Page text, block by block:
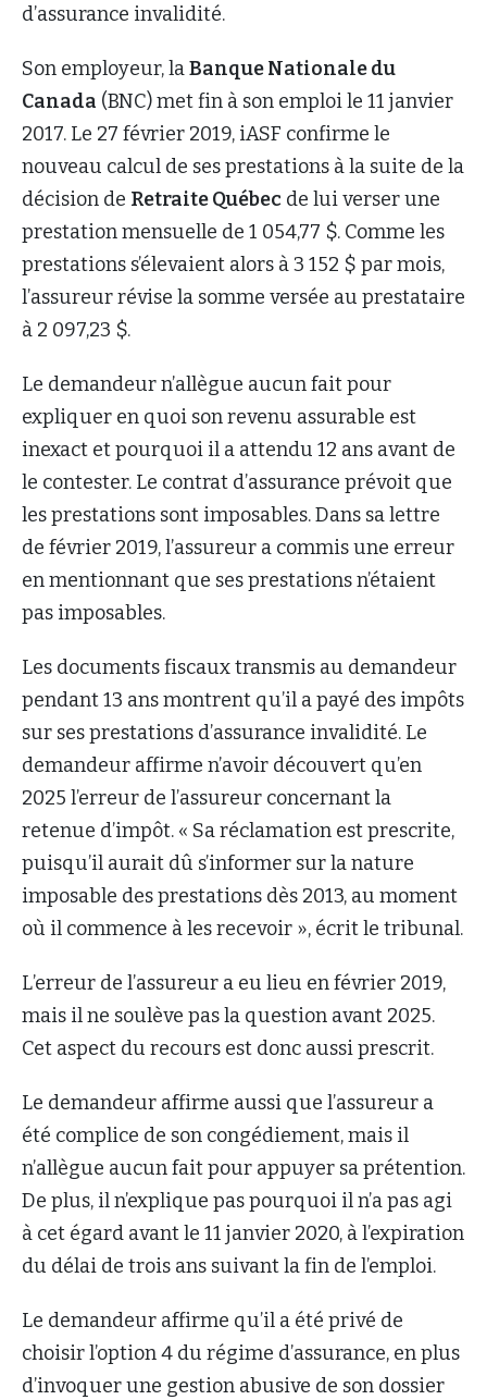
d’assurance invalidité.
Son employeur, laBanque Nationale du
Canada (BNC) met fin à son emploi le 11 janvier
2017. Le 27 février 2019, iASF confirme le
nouveau calcul de ses prestations à la suite de la
décision de Retraite Québec de lui verser une
prestation mensuelle de 1 054,77 $. Comme les
prestations s’élevaient alors à 3 152 $ par mois,
l’assureur révise la somme versée au prestataire
à 2 097,23 $.
Le demandeur n’allègue aucun fait pour
expliquer en quoi son revenu assurable est
inexact et pourquoi il a attendu 12 ans avant de
le contester. Le contrat d’assurance prévoit que
les prestations sont imposables. Dans sa lettre
de février 2019, l’assureur a commis une erreur
en mentionnant que ses prestations n’étaient
pas imposables.
Les documents fiscaux transmis au demandeur
pendant 13 ans montrent qu’il a payé des impôts
sur ses prestations d’assurance invalidité. Le
demandeur affirme n’avoir découvert qu’en
2025 l’erreur de l’assureur concernant la
retenue d’impôt. « Sa réclamation est prescrite,
puisqu’il aurait dû s’informer sur la nature
imposable des prestations dès 2013, au moment
où il commence à les recevoir », écrit le tribunal.
L’erreur de l’assureur a eu lieu en février 2019,
mais il ne soulève pas la question avant 2025.
Cet aspect du recours est donc aussi prescrit.
Le demandeur affirme aussi que l’assureur a
été complice de son congédiement, mais il
n’allègue aucun fait pour appuyer sa prétention.
De plus, il n’explique pas pourquoi il n’a pas agi
à cet égard avant le 11 janvier 2020, à l’expiration
du délai de trois ans suivant la fin de l’emploi.
Le demandeur affirme qu’il a été privé de
choisir l’option 4 du régime d’assurance, en plus
d’invoquer une gestion abusive de son dossier